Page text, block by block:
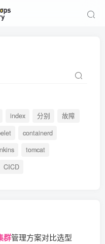
index 分别
故障
containerd
tomcat
CICD
群管理方案对比选型